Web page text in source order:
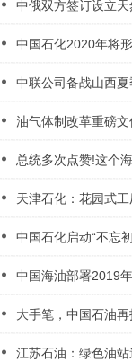
中俄双方签订设立
中国石化2020年将
中联公司备战山西
油气体制改革重磅
总统多次点赞!这个
天津石化：花园式工
中国石化启动“不忘
中国海油部署2019
大手笔，中国石油
江苏石油：绿色油